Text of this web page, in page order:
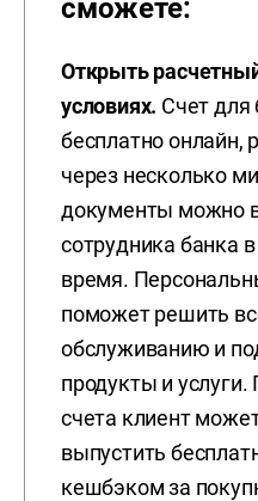
сможете:
Открыть
условиях. Счет для
бесплатно онлайн,
через несколько
документы можно
сотрудника банка
время.
поможет решить
обслуживанию и
продукты и
счета клиент
выпустить
кешбэком за